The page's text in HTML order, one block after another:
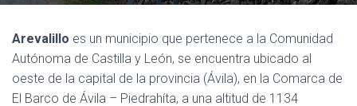
Arevalillo es un municipio que pertenece a la Comunidad
Autónoma de Castilla y León, se encuentra ubicado al
oeste de la capital de la provincia (Ávila), en la Comarca de
El Barco de Ávila – Piedrahíta, a una altitud de 1134